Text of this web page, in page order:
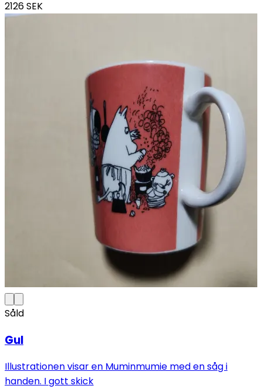
2126SEK
Såld
Gul
Illustrationen visar en Muminmumie med en såg i
handen. I gott skick